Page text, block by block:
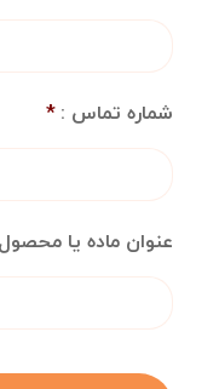
شماره تماس : *
عنوان ماده یا